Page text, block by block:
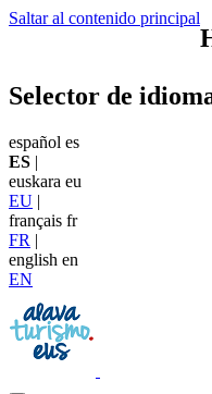
Saltar al contenido principal
Selector de
español es
ES |
euskara eu
EU |
français fr
FR |
english en
EN